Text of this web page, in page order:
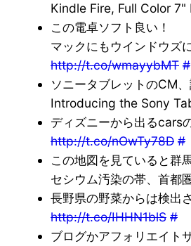
Kindle Fire, Full Color
この電卓ソフト良い！
マックにもウインドウズ
http://t.co/wmayybMT #
ソニータブレットのCM
Introducing the Sony
ディズニーから出るcars
http://t.co/nOwTy78D #
この地図を見ていると群
セシウム汚染の帯、首
長野県の野菜からは検出
http://t.co/IHHN1blS #
ブログかアフォリエイト